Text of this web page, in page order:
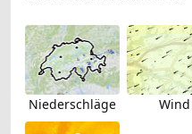
Niederschläge Wind